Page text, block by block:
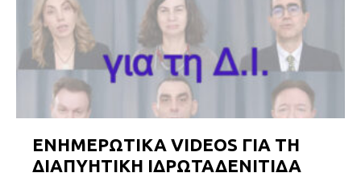
ΕΝΗΜΕΡΩΤΙΚΑ VIDEOS ΓΙΑ ΤΗ
ΔΙΑΠΥΗΤΙΚΗ ΙΔΡΩΤΑΔΕΝΙΤΙΔΑ